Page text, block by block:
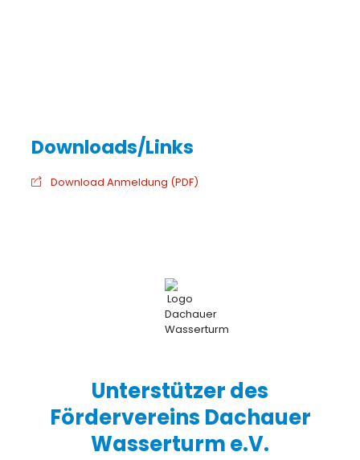
Download Anmeldung (PDF)
Unterstützer des
Fördervereins Dachauer
Wasserturm e.V.